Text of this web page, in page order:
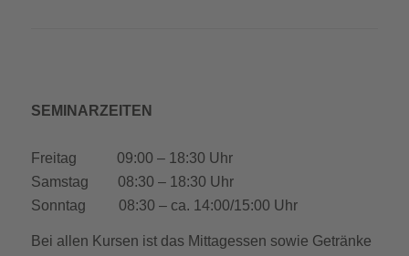
SEMINARZEITEN
Freitag 09:00 – 18:30 Uhr
Samstag 08:30 – 18:30 Uhr
Sonntag 08:30 – ca. 14:00/15:00 Uhr
Bei allen Kursen ist das Mittagessen sowie Getränke